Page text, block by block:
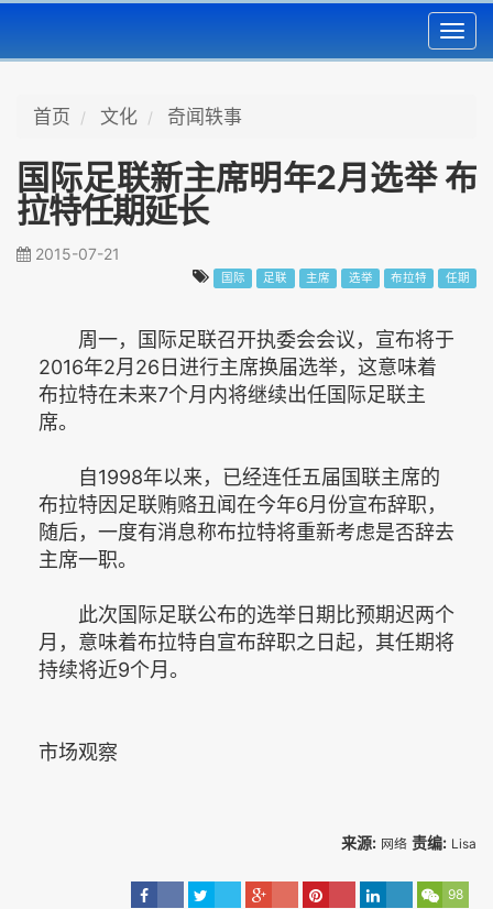
首页 文化 奇闻轶事
国际足联新主席明年2月选举 布
拉特任期延长
2015-07-21
国际 足联 主席 选举 布拉特 任期
周一，国际足联召开执委会会议，宣布将于
2016年2月26日进行主席换届选举，这意味着
布拉特在未来7个月内将继续出任国际足联主
席。
自1998年以来，已经连任五届国联主席的
布拉特因足联贿赂丑闻在今年6月份宣布辞职，
随后，一度有消息称布拉特将重新考虑是否辞去
主席一职。
此次国际足联公布的选举日期比预期迟两个
月，意味着布拉特自宣布辞职之日起，其任期将
持续将近9个月。
市场观察
来源: 网络 责编: Lisa
98